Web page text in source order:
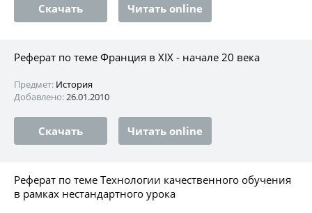
Скачать Читать online
Реферат по теме Франция в XIX - начале 20 века
Предмет: История
Добавлено:26.01.2010
Скачать Читать online
Реферат по теме Технологии качественного обучения
в рамках нестандартного урока